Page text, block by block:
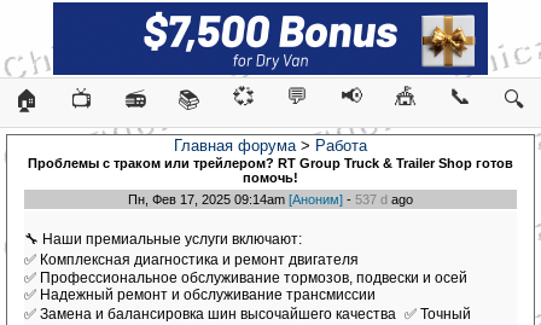
🏠 📺 📻 📚 💞 💬 📢 🎪 📞 🔍
Главная форума> Работа
Проблемы с траком или трейлером? RT Group Truck & Trailer Shop готов
помочь!
Пн, Фев 17, 2025 09:14am [Аноним] - 537 d ago
🔧 Наши премиальные услуги включают:
✅ Комплексная диагностика и ремонт двигателя
✅ Профессиональное обслуживание тормозов, подвески и осей
✅ Надежный ремонт и обслуживание трансмиссии
✅ Замена и балансировка шин высочайшего качества ✅ Точный